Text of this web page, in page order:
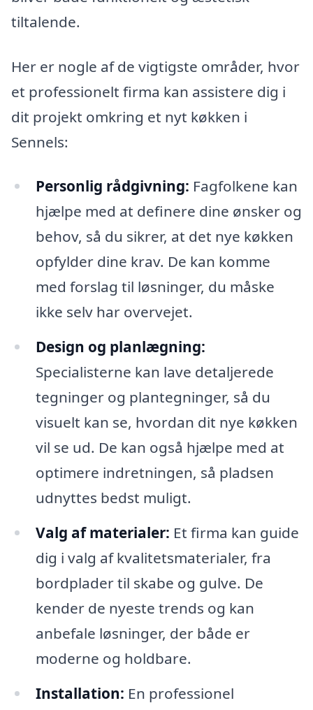
tiltalende.
Her er nogle af de vigtigste områder, hvor
et professionelt firma kan assistere dig i
dit projekt omkring et nyt køkken i
Sennels:
Personlig rådgivning: Fagfolkene kan
hjælpe med at definere dine ønsker og
behov, så du sikrer, at det nye køkken
opfylder dine krav. De kan komme
med forslag til løsninger, du måske
ikke selv har overvejet.
Design og planlægning:
Specialisterne kan lave detaljerede
tegninger og plantegninger, så du
visuelt kan se, hvordan dit nye køkken
vil se ud. De kan også hjælpe med at
optimere indretningen, så pladsen
udnyttes bedst muligt.
Valg af materialer: Et firma kan guide
dig i valg af kvalitetsmaterialer, fra
bordplader til skabe og gulve. De
kender de nyeste trends og kan
anbefale løsninger, der både er
moderne og holdbare.
Installation: En professionel